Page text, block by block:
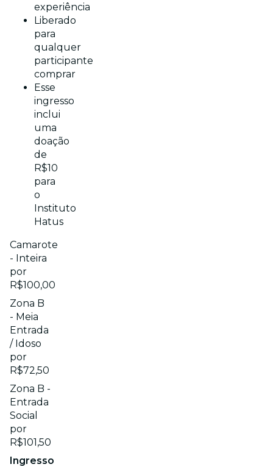
experiência
Liberado
para
qualquer
participante
comprar
Esse
ingresso
inclui
uma
doação
de
R$10
para
o
Instituto
Hatus
Camarote
- Inteira
por
R$100,00
Zona B
- Meia
Entrada
/ Idoso
por
R$72,50
Zona B -
Entrada
Social
por
R$101,50
Ingresso